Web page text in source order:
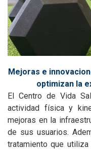
Mejoras e
optimizan la
El Centro de Vida
actividad física y
mejoras en la
de sus usuarios.
tratamiento que